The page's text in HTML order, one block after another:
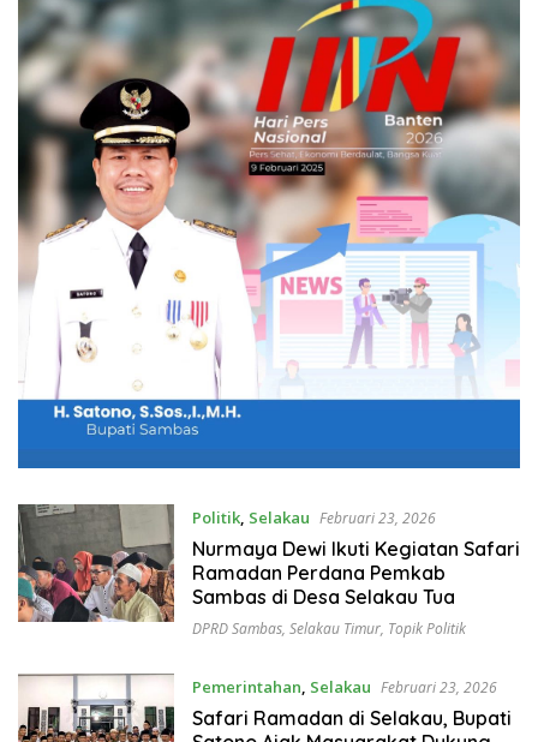
Politik, Selakau Februari 23, 2026
Nurmaya Dewi Ikuti Kegiatan Safari
Ramadan Perdana Pemkab
Sambas di Desa Selakau Tua
DPRD Sambas, Selakau Timur, Topik Politik
Pemerintahan, Selakau Februari 23, 2026
Safari Ramadan di Selakau, Bupati